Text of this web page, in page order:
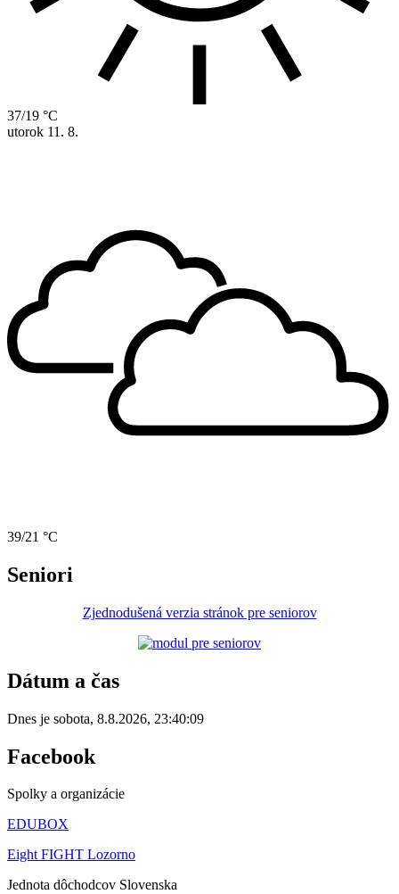
37/19 °C
utorok 11. 8.
39/21 °C
Seniori
Zjednodušená verzia stránok pre seniorov
Dátum a čas
Dnes je sobota, 8.8.2026, 23:40:09
Facebook
Spolky a organizácie
EDUBOX
Eight FIGHT Lozorno
Jednota dôchodcov Slovenska